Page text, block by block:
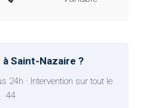
Saint-Nazaire ?
24h · Intervention sur tout le
44